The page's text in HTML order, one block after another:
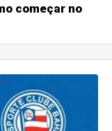
começar no